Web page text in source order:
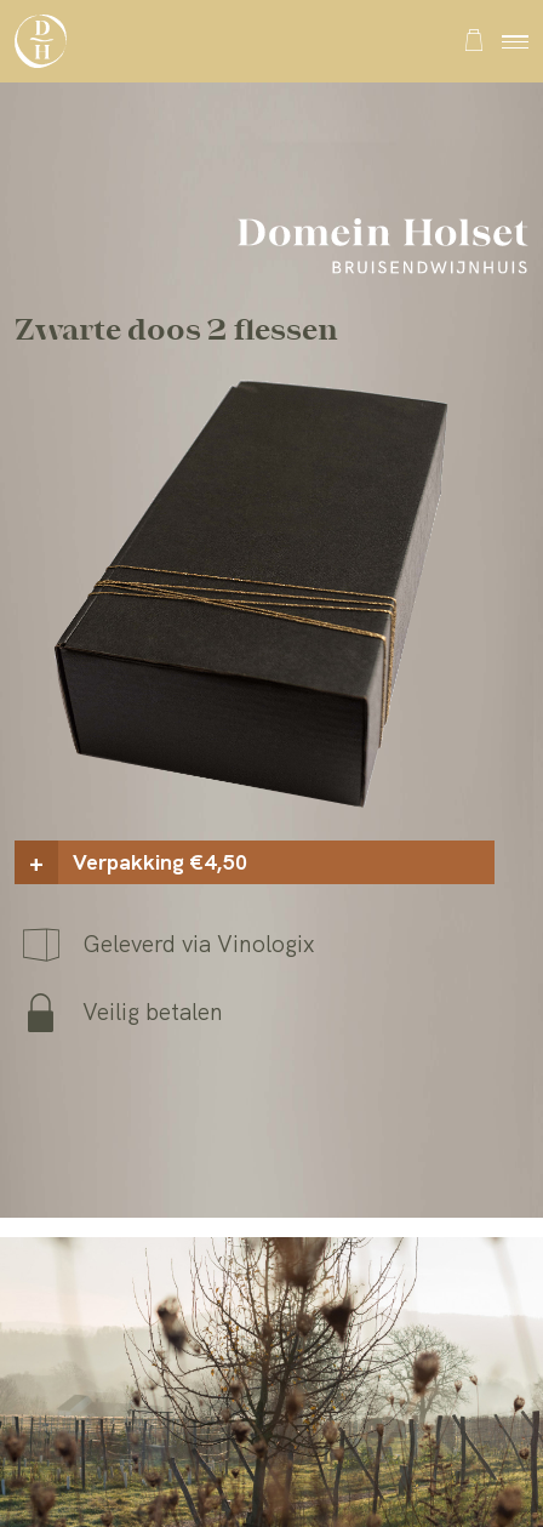
Zwarte doos 2 flessen
Veilig betalen